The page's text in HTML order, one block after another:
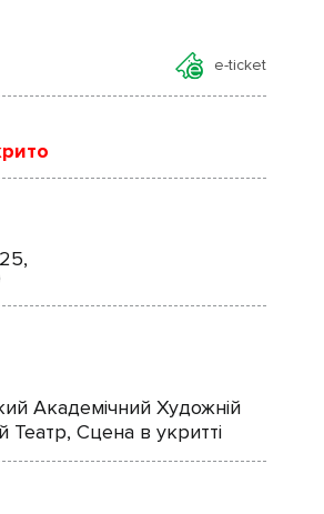
e-ticket
Академічний Художній
Театр, Сцена в укритті